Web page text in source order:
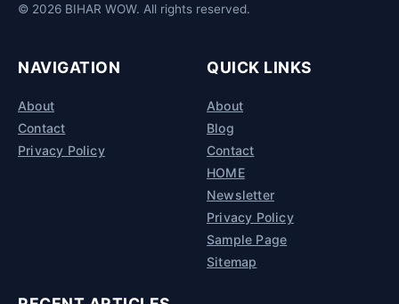
© 2026 BIHAR WOW. All rights reserved.
NAVIGATION
About
Contact
Privacy Policy
QUICK LINKS
About
Blog
Contact
HOME
Newsletter
Privacy Policy
Sample Page
Sitemap